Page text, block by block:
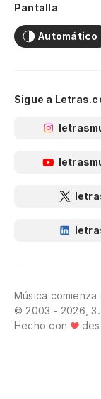
Pantalla
Automático
Sigue a
Música
© 2003 - 2026,
Hecho con